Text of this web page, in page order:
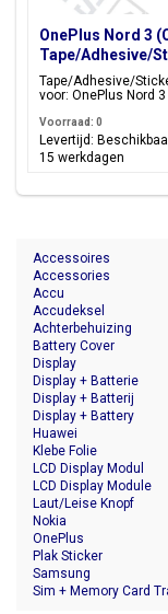
OnePlus Nord 3
Tape/Adhesive/
Tape/Adhesive/
voor: OnePlus Nord
Voorraad: 0
Levertijd:
15 werkdagen
Accessoires
Accessories
Accu
Accudeksel
Achterbehuizing
Battery Cover
Display
Display + Batterie
Display + Batterij
Display + Battery
Huawei
Klebe Folie
LCD Display Modul
LCD Display Module
Laut/Leise Knopf
Nokia
OnePlus
Plak Sticker
Samsung
Sim + Memory Card